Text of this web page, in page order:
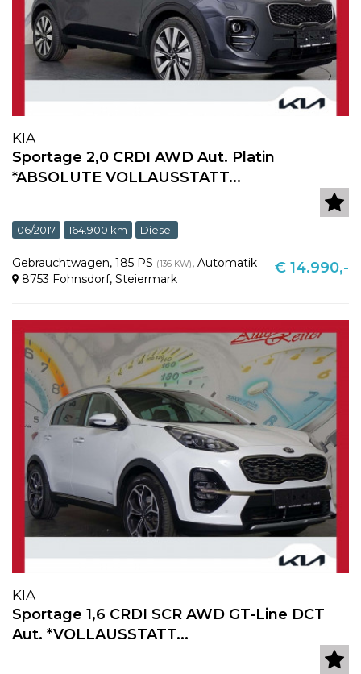
KIA
Sportage 2,0 CRDI AWD Aut. Platin
*ABSOLUTE VOLLAUSSTATT...
06/2017 164.900 km Diesel
Gebrauchtwagen, 185 PS (136 KW), Automatik
8753 Fohnsdorf, Steiermark
€ 14.990,-
KIA
Sportage 1,6 CRDI SCR AWD GT-Line DCT
Aut. *VOLLAUSSTATT...